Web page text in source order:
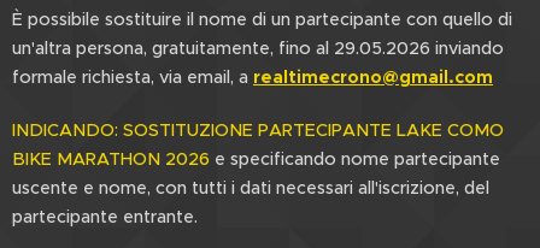
È possibile sostituire il nome di un partecipante con quello di
un'altra persona, gratuitamente, fino al 29.05.2026 inviando
formale richiesta, via email, a realtimecrono@gmail.com
INDICANDO: SOSTITUZIONE PARTECIPANTE LAKE COMO
BIKE MARATHON 2026 e specificando nome partecipante
uscente e nome, con tutti i dati necessari all'iscrizione, del
partecipante entrante.